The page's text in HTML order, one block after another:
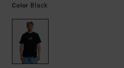
Color Black